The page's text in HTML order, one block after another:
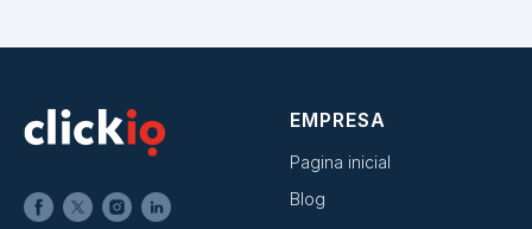
EMPRESA
Pagina inicial
Blog